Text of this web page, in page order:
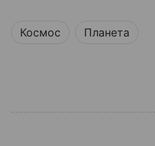
Космос Планета